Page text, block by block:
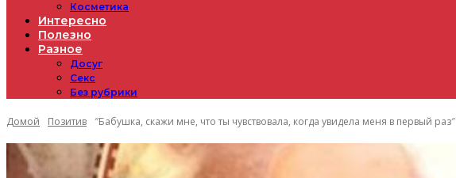
Косметика
Интересно
Полезно
Разное
Досуг
Секс
Без рубрики
Домой Позитив ″Бабушка, скажи мне, что ты чувствовала, когда увидела меня в первый раз″